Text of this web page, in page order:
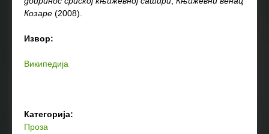
Козаре (2008).
Извор:
Википедија
Категорија:
Проза